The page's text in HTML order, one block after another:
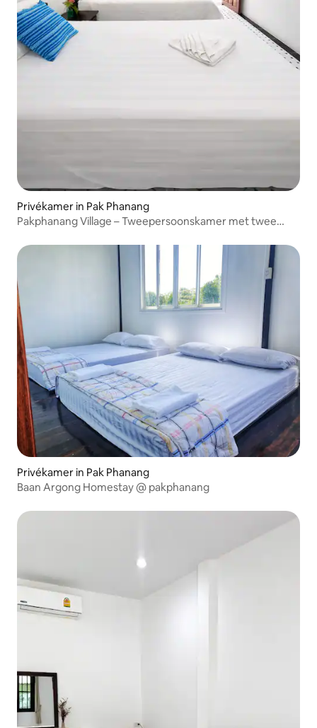
Privékamer in Pak Phanang
Pakphanang Village – Tweepersoonskamer met twee
Privékamer in Pak Phanang
Baan Argong Homestay @ pakphanang